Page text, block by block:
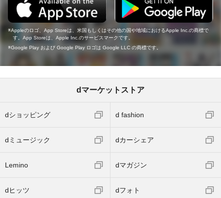
Appleのロゴ、App Storeは、米国もしくはその他の国や地域におけるApple Inc.の商標で
す。App Storeは、Apple Inc.のサービスマークです。
Google Play および Google Play ロゴは Google LLC の商標です。
dマーケットストア
dショッピング d fashion
dミュージック dカーシェア
Lemino dマガジン
dヒッツ dフォト